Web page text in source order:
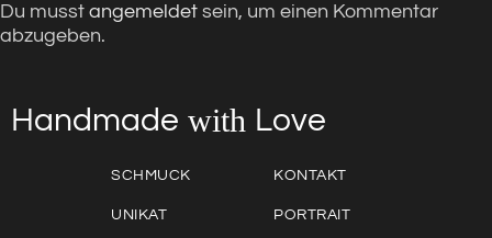
Du musst angemeldet sein, um einen Kommentar
abzugeben.
Handmade with Love
SCHMUCK
UNIKAT
KONTAKT
PORTRAIT